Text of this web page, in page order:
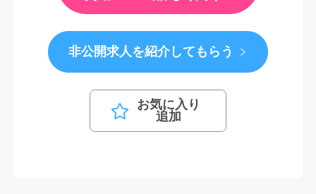
非公開求人を紹介してもらう
お気に入り
追加